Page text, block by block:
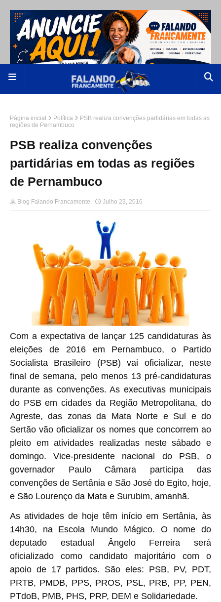
Página inicial Política
PSB realiza convenções partidárias em todas as
regiões de Pernambuco
PSB realiza convenções
partidárias em todas as regiões
de Pernambuco
Blog Falando Francamente Julho 23, 2016
Com a expectativa de lançar 125 candidaturas às
eleições de 2016 em Pernambuco, o Partido
Socialista Brasileiro (PSB) vai oficializar, neste
final de semana, pelo menos 13 pré-candidaturas
durante as convenções. As executivas municipais
do PSB em cidades da Região Metropolitana, do
Agreste, das zonas da Mata Norte e Sul e do
Sertão vão oficializar os nomes que concorrem ao
pleito em atividades realizadas neste sábado e
domingo. Vice-presidente nacional do PSB, o
governador Paulo Câmara participa das
convenções de Sertânia e São José do Egito, hoje,
e São Lourenço da Mata e Surubim, amanhã.
As atividades de hoje têm início em Sertânia, às
14h30, na Escola Mundo Mágico. O nome do
deputado estadual Ângelo Ferreira será
oficializado como candidato majoritário com o
apoio de 17 partidos. São eles: PSB, PV, PDT,
PRTB, PMDB, PPS, PROS, PSL, PRB, PP, PEN,
PTdoB, PMB, PHS, PRP, DEM e Solidariedade.